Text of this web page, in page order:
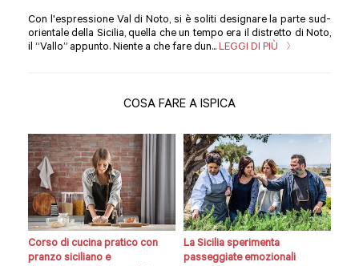
Con l'espressione Val di Noto, si è soliti designare la parte sud-
orientale della Sicilia, quella che un tempo era il distretto di Noto,
il “Vallo” appunto. Niente a che fare dun... LEGGI DI PIÙ
COSA FARE A ISPICA
Corso di cucina pratico con
pranzo siciliano e
La Sicilia sperimenta
passeggiate emozionali